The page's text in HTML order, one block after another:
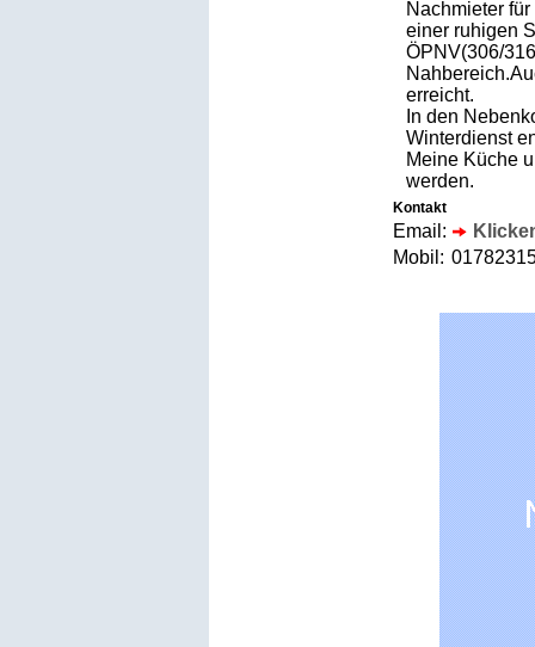
Nachmieter
einer ruhigen
ÖPNV(306/
erreicht.
In den
Winterdienst
Meine Küche
werden.
Kontakt
Email:
Mobil: